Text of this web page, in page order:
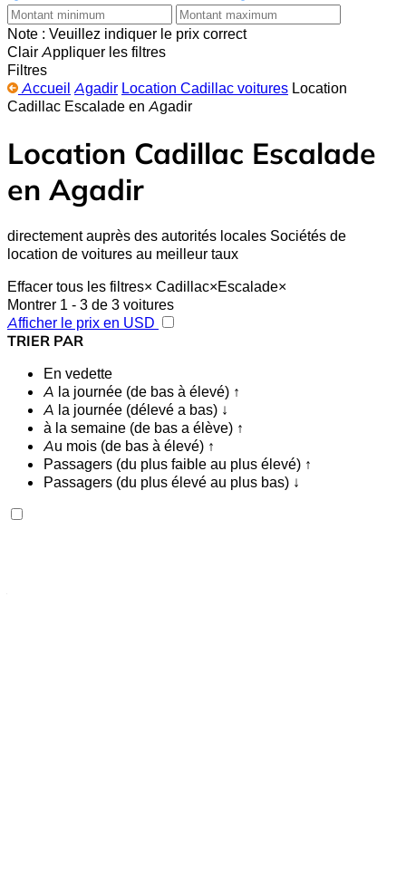
Note : Veuillez indiquer le prix correct
Clair Appliquer les filtres
Filtres
Accueil Agadir Location Cadillac voitures Location
Cadillac Escalade en Agadir
Location Cadillac Escalade
en Agadir
directement auprès des autorités locales Sociétés de
location de voitures au meilleur taux
Effacer tous les filtres× Cadillac×Escalade×
Montrer 1 - 3 de 3 voitures
Afficher le prix en USD
TRIER PAR
En vedette
A la journée (de bas à élevé) ↑
A la journée (délevé a bas) ↓
à la semaine (de bas a élève) ↑
Au mois (de bas à élevé) ↑
Passagers (du plus faible au plus élevé) ↑
Passagers (du plus élevé au plus bas) ↓